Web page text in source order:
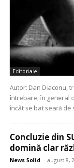
Editoriale
Autor: Dan Diaconu,
întrebare, în general
încât se bat seară de
Concluzie din
domină clar
News Solid - august 8,